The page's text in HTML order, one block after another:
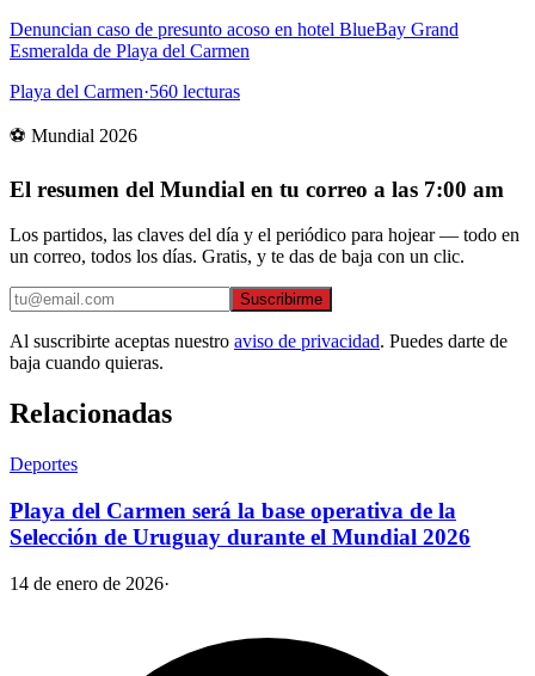
Denuncian caso de presunto acoso en hotel BlueBay Grand
Esmeralda de Playa del Carmen
Playa del Carmen·560 lecturas
⚽ Mundial 2026
El resumen del Mundial en tu correo a las 7:00 am
Los partidos, las claves del día y el periódico para hojear — todo en
un correo, todos los días. Gratis, y te das de baja con un clic.
Suscribirme
Al suscribirte aceptas nuestro aviso de privacidad. Puedes darte de
baja cuando quieras.
Relacionadas
Deportes
Playa del Carmen será la base operativa de la
Selección de Uruguay durante el Mundial 2026
14 de enero de 2026·